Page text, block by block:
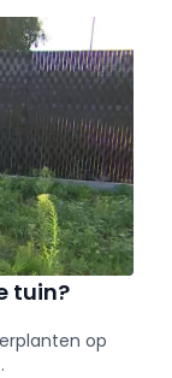
tuin?
op